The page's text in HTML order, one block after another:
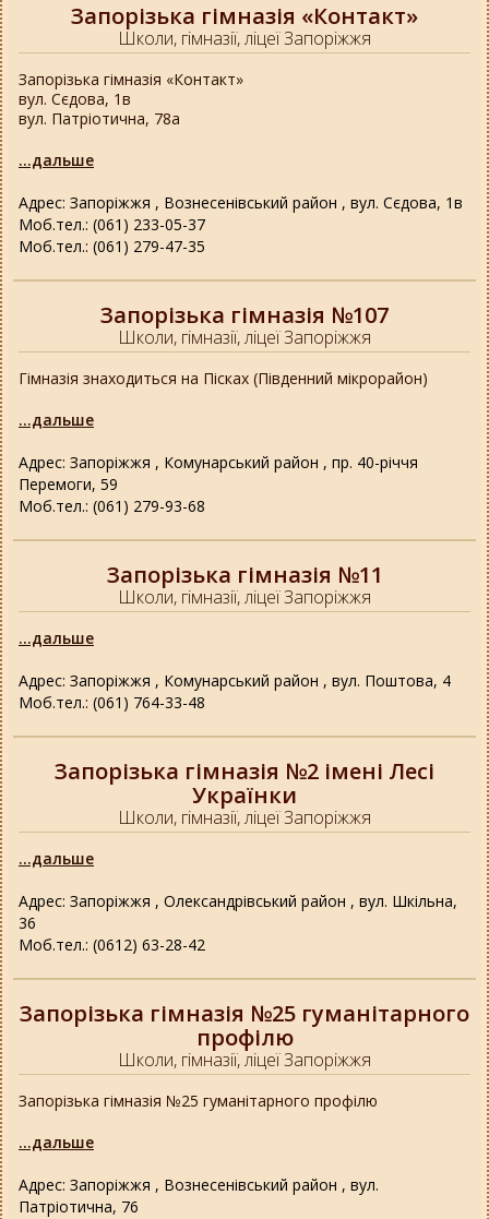
Запорізька гімназія «Контакт»
Школи, гімназії, ліцеї Запоріжжя
Адрес: Запоріжжя , Вознесенівський район , вул. Сєдова, 1в
Моб.тел.: (061) 233-05-37
Моб.тел.: (061) 279-47-35
Запорізька гімназія «Контакт»
вул. Сєдова, 1в
вул. Патріотична, 78а
...дальше
Запорізька гімназія №107
Школи, гімназії, ліцеї Запоріжжя
Адрес: Запоріжжя , Комунарський район , пр. 40-річчя
Перемоги, 59
Моб.тел.: (061) 279-93-68
Гімназія знаходиться на Пісках (Південний мікрорайон)
...дальше
Запорізька гімназія №11
Школи, гімназії, ліцеї Запоріжжя
Адрес: Запоріжжя , Комунарський район , вул. Поштова, 4
Моб.тел.: (061) 764-33-48
...дальше
Запорізька гімназія №2 імені Лесі
Українки
Школи, гімназії, ліцеї Запоріжжя
Адрес: Запоріжжя , Олександрівський район , вул. Шкільна,
36
Моб.тел.: (0612) 63-28-42
...дальше
Запорізька гімназія №25 гуманітарного
профілю
Школи, гімназії, ліцеї Запоріжжя
Адрес: Запоріжжя , Вознесенівський район , вул.
Патріотична, 76
Запорізька гімназія №25 гуманітарного профілю
...дальше